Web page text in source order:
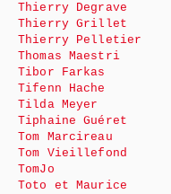
Thierry Degrave
Thierry Grillet
Thierry Pelletier
Thomas Maestri
Tibor Farkas
Tifenn Hache
Tilda Meyer
Tiphaine Guéret
Tom Marcireau
Tom Vieillefond
TomJo
Toto et Maurice